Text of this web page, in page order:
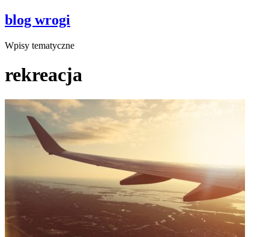
blog wrogi
Wpisy tematyczne
rekreacja